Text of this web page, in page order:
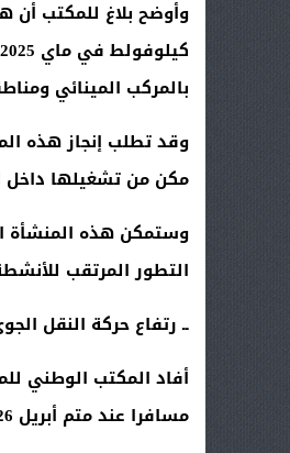
بالمركب المينائي
وقد تطلب إنجاز هذه
مكن من تشغيلها داخل
وستمكن هذه المنشأة
التطور المرتقب
ــ رتفاع حركة النقل الجوي
مسافرا عند متم أبريل 2026، بارتفاع نسبته 9,7 في المائة، مقارنة بالفترة ذاتها سنة من قبل